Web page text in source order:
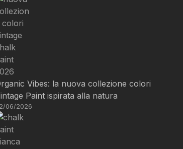
Vibes: la nuova collezione colori
Paint ispirata alla natura
06/2026